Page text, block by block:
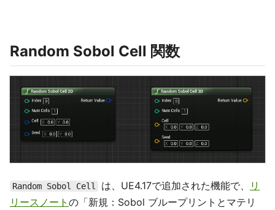
Random Sobol Cell 関数
Random Sobol Cell は、UE4.17で追加された機能で、
リ
リースノート の「新規：Sobol ブループリントとマテリ